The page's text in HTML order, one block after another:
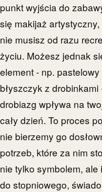
punkt wyjścia do
się makijaż artystyczny,
nie musisz od razu
życiu. Możesz jednak
element - np.
błyszczyk z
drobiazg wpływa na
cały dzień. To proces
nie bierzemy go
potrzeb, które za nim
nie tylko symbolem,
do stopniowego,